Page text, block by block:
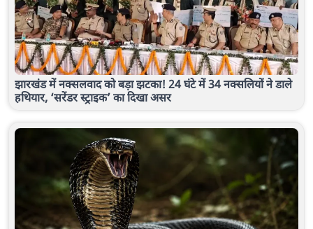
झारखंड में नक्सलवाद को बड़ा झटका! 24 घंटे में 34 नक्सलियों ने डाले
हथियार, ‘सरेंडर स्ट्राइक’ का दिखा असर